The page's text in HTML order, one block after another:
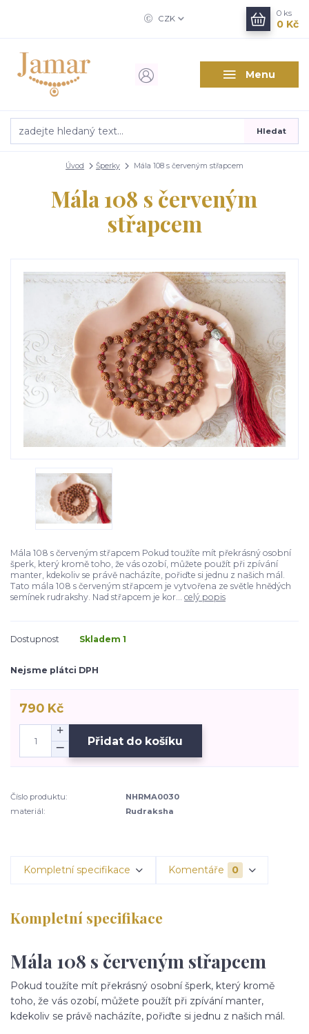
Menu
CZK
Hledat
0 ks
0 Kč
Úvod Šperky Mála 108 s červeným střapcem
Mála 108 s červeným
střapcem
Mála 108 s červeným střapcem Pokud toužíte mít překrásný osobní
šperk, který kromě toho, že vás ozobí, můžete použít při zpívání
manter, kdekoliv se právě nacházíte, pořiďte si jednu z našich mál.
Tato mála 108 s červeným střapcem je vytvořena ze světle hnědých
semínek rudrakshy. Nad střapcem je kor... celý popis
Dostupnost Skladem 1
Nejsme plátci DPH
790 Kč
Přidat do košíku
Číslo produktu:
NHRMA0030
materiál:
Rudraksha
Kompletní specifikace Komentáře 0
Kompletní specifikace
Mála 108 s červeným střapcem
Pokud toužíte mít překrásný osobní šperk, který kromě
toho, že vás ozobí, můžete použít při zpívání manter,
kdekoliv se právě nacházíte, pořiďte si jednu z našich mál.